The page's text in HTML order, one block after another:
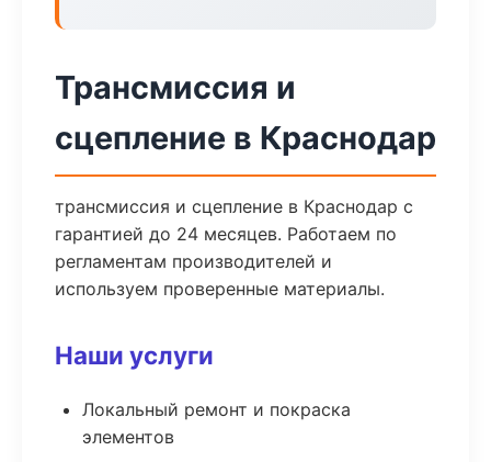
Трансмиссия и
сцепление в Краснодар
трансмиссия и сцепление в Краснодар с
гарантией до 24 месяцев. Работаем по
регламентам производителей и
используем проверенные материалы.
Наши услуги
Локальный ремонт и покраска
элементов